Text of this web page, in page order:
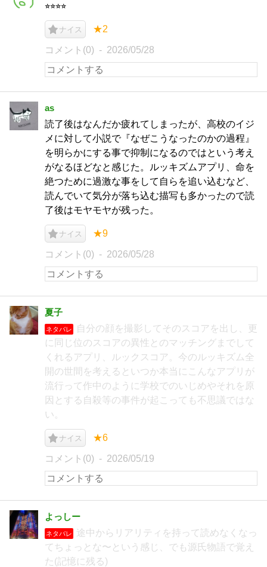
⭐︎⭐︎⭐︎⭐︎
ナイス ★2
コメント(0) 2026/05/28
as
読了後はなんだか疲れてしまったが、高校のイジ
メに対して小説で『なぜこうなったのかの過程』
を明らかにする事で抑制になるのではという考え
がなるほどなと感じた。ルッキズムアプリ、命を
絶つために過激な事をして自らを追い込むなど、
読んでいて気分が落ち込む描写も多かったので読
了後はモヤモヤが残った。
ナイス ★9
コメント(0) 2026/05/28
夏子
ネタバレ
自分の顔を撮影してそのスコアを出し、更
に同じ位のスコアの異性とのマッチングまでして
くれるアプリ、ルックスコア。今のルッキズム全
開の世間を考えるといつか本当にこんなアプリが
流行って作中のように学校でのいじめやそれを原
因とする自殺等の事件が起こっても不思議ではな
い。
ナイス ★6
コメント(0) 2026/05/19
よっしー
ネタバレ
途中からリアリティを持って読めなくなっ
てちょっとな〜という感じ、でも源氏物語で覚え
た(記憶に残る)